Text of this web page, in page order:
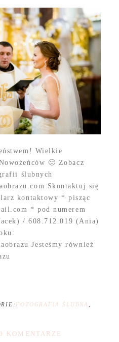
Wielkie
🙂 Zobacz
ślubnych
Skontaktuj się
kontaktowy * pisząc
* pod numerem
/ 608.712.019 (Ania)
Jesteśmy również
FOTOGRAFIA ŚLUBNA
0 KOMENTARZE